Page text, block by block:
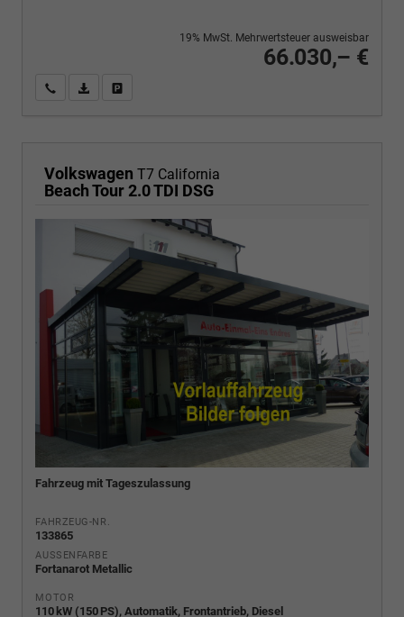
66.030,– €
19% MwSt. Mehrwertsteuer ausweisbar
Wir rufen Sie anPDF-Fahrzeugexposé drucken
Volkswagen T7 California
Beach Tour 2.0 TDI DSG
Fahrzeug mit Tageszulassung
FAHRZEUG-NR.
133865
AUSSENFARBE
Fortanarot Metallic
MOTOR
110 kW (150 PS), Automatik, Frontantrieb, Diesel